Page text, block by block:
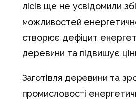
лісів ще не усвідомили
можливостей
створює дефіцит
деревини та підвищує
Заготівля деревини та
промисловості